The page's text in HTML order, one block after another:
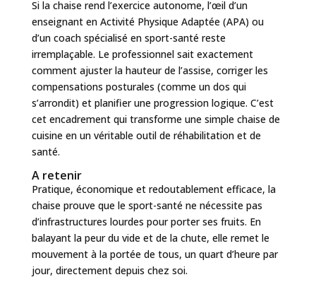
Si la chaise rend l’exercice autonome, l’œil d’un
enseignant en Activité Physique Adaptée (APA) ou
d’un coach spécialisé en sport-santé reste
irremplaçable. Le professionnel sait exactement
comment ajuster la hauteur de l’assise, corriger les
compensations posturales (comme un dos qui
s’arrondit) et planifier une progression logique. C’est
cet encadrement qui transforme une simple chaise de
cuisine en un véritable outil de réhabilitation et de
santé.
A retenir
Pratique, économique et redoutablement efficace, la
chaise prouve que le sport-santé ne nécessite pas
d’infrastructures lourdes pour porter ses fruits. En
balayant la peur du vide et de la chute, elle remet le
mouvement à la portée de tous, un quart d’heure par
jour, directement depuis chez soi.